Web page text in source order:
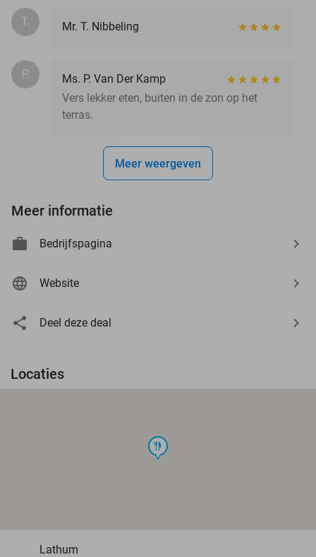
T. Mr. T. Nibbeling
P.
Ms. P. Van Der Kamp
Vers lekker eten, buiten in de zon op het
terras.
Meer weergeven
Meer informatie
Bedrijfspagina
Website
Deel deze deal
Locaties
food
Lathum